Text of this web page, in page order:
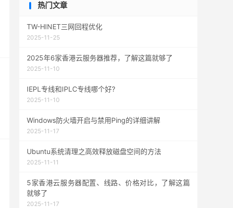
热门文章
TW-HINET三网回程优化
2025-11-25
2025年6家香港云服务器推荐，了解这篇就够了
2025-11-10
IEPL专线和IPLC专线哪个好?
2025-11-10
Windows防火墙开启与禁用Ping的详细讲解
2025-11-17
Ubuntu系统清理之高效释放磁盘空间的方法
2025-11-11
5家香港云服务器配置、线路、价格对比，了解这篇
就够了
2025-11-17